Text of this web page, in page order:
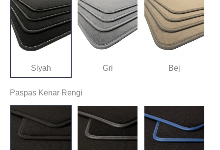
Siyah Gri Bej
Paspas Kenar Rengi